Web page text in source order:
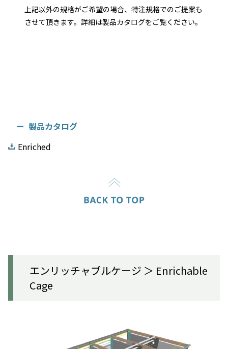
上記以外の規格がご希望の場合、特注規格でのご提案も
させて頂きます。詳細は製品カタログをご覧ください。
製品カタログ
Enriched
エンリッチャブルケージ ＞ Enrichable
Cage